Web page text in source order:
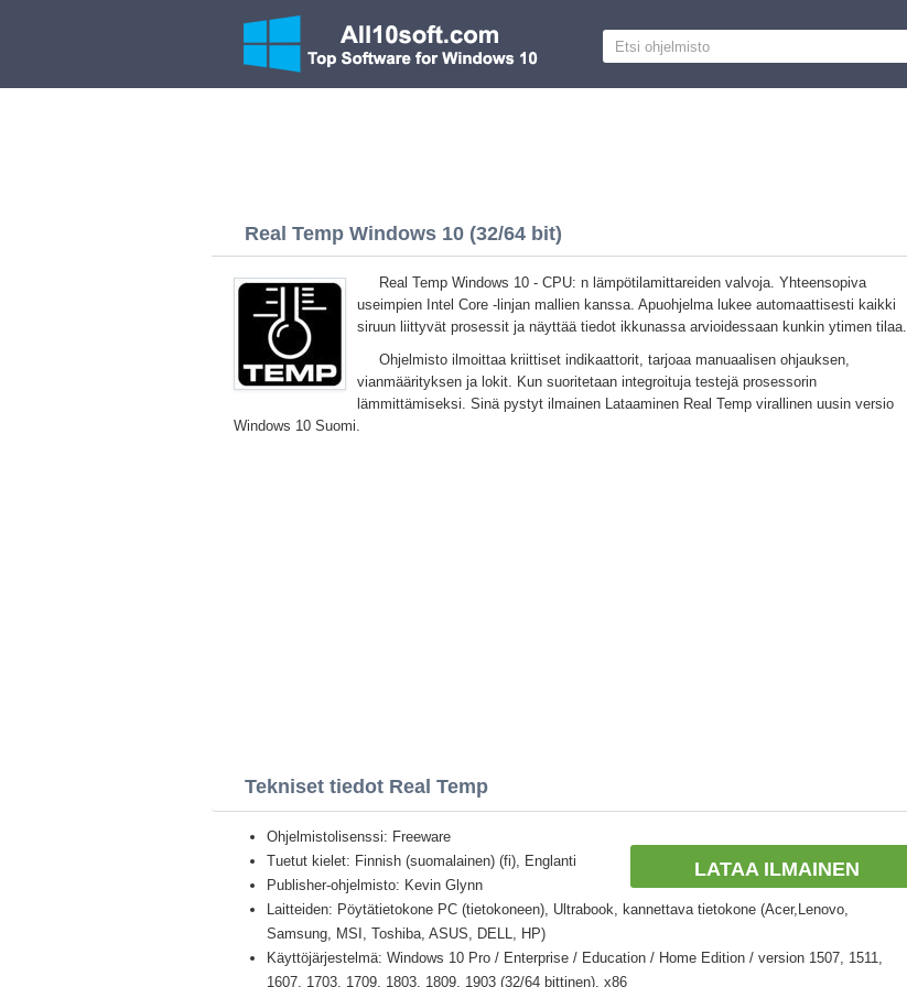
Real Temp Windows 10 (32/64 bit)
Real Temp Windows 10 - CPU: n lämpötilamittareiden valvoja. Yhteensopiva
useimpien Intel Core -linjan mallien kanssa. Apuohjelma lukee automaattisesti kaikki
siruun liittyvät prosessit ja näyttää tiedot ikkunassa arvioidessaan kunkin ytimen tilaa.
Ohjelmisto ilmoittaa kriittiset indikaattorit, tarjoaa manuaalisen ohjauksen,
vianmäärityksen ja lokit. Kun suoritetaan integroituja testejä prosessorin
lämmittämiseksi. Sinä pystyt ilmainen Lataaminen Real Temp virallinen uusin versio
Windows 10 Suomi.
Tekniset tiedot Real Temp
LATAA ILMAINEN
Ohjelmistolisenssi: Freeware
Tuetut kielet: Finnish (suomalainen) (fi), Englanti
Publisher-ohjelmisto: Kevin Glynn
Laitteiden: Pöytätietokone PC (tietokoneen), Ultrabook, kannettava tietokone (Acer,Lenovo,
Samsung, MSI, Toshiba, ASUS, DELL, HP)
Käyttöjärjestelmä: Windows 10 Pro / Enterprise / Education / Home Edition / version 1507, 1511,
1607, 1703, 1709, 1803, 1809, 1903 (32/64 bittinen), x86